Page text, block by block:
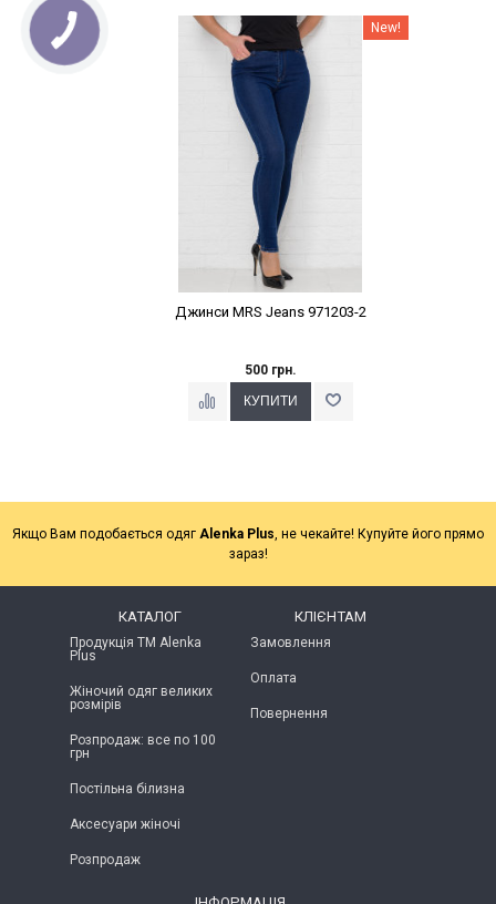
Наклейки Варіант з % New!
Джинси MRS Jeans 971203-2
500 грн.
Якщо Вам подобається одяг Alenka Plus , не чекайте! Купуйте його прямо
зараз!
КАТАЛОГ
Продукція ТМ Alenka
Plus
Жіночий одяг великих
розмірів
Розпродаж: все по 100
грн
Постільна білизна
Аксесуари жіночі
Розпродаж
КЛІЄНТАМ
Замовлення
Оплата
Повернення